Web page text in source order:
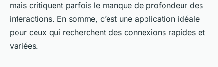
mais critiquent parfois le manque de profondeur des
interactions. En somme, c’est une application idéale
pour ceux qui recherchent des connexions rapides et
variées.